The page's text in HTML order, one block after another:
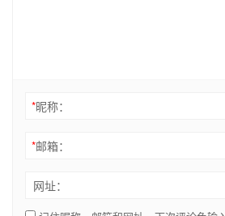
*昵称：
*邮箱：
网址：